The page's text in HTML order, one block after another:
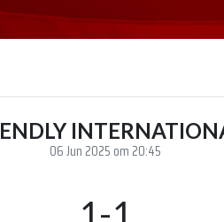
06 Jun 2025 om 20:45